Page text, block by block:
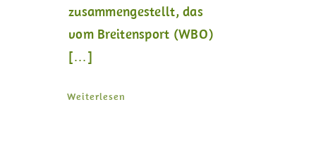
zusammengestellt, das
vom Breitensport (WBO)
[…]
Weiterlesen